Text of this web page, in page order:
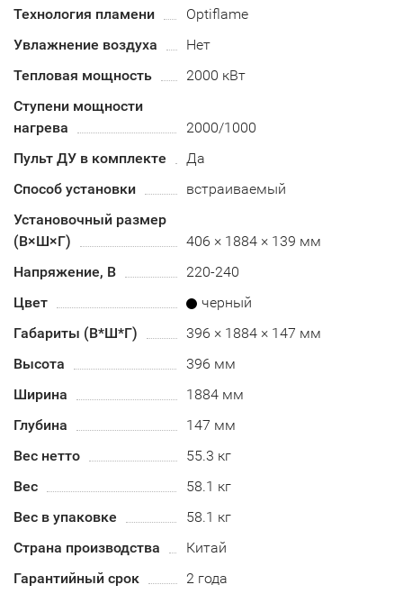
Технология пламени
Optiflame
Увлажнение воздуха
Нет
Тепловая мощность
2000 кВт
Ступени мощности
нагрева
2000/1000
Пульт ДУ в комплекте
Да
Способ установки
встраиваемый
Установочный размер
(В×Ш×Г)
406 × 1884 × 139 мм
Напряжение, В
220-240
Цвет
черный
Габариты (В*Ш*Г)
396 × 1884 × 147 мм
Высота
396 мм
Ширина
1884 мм
Глубина
147 мм
Вес нетто
55.3 кг
Вес
58.1 кг
Вес в упаковке
58.1 кг
Страна производства
Китай
Гарантийный срок
2 года